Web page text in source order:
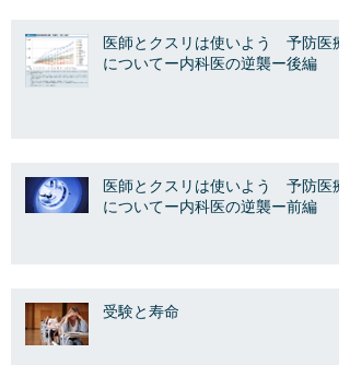
医師とクスリは使いよう 予防医療
についてー内科医の逆襲ー後編
医師とクスリは使いよう 予防医療
についてー内科医の逆襲ー前編
受験と寿命